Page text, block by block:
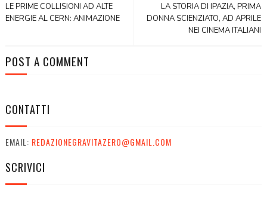
LA STORIA DI IPAZIA, PRIMA
DONNA SCIENZIATO, AD APRILE
NEI CINEMA ITALIANI
LE PRIME COLLISIONI AD ALTE
ENERGIE AL CERN: ANIMAZIONE
POST A COMMENT
CONTATTI
EMAIL: REDAZIONEGRAVITAZERO@GMAIL.COM
SCRIVICI